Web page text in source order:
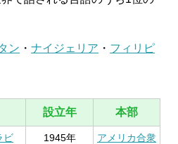
ン ・ ナイジェリア ・ フィリピ
設立年 本部
ビ
1945年
アメリカ合衆